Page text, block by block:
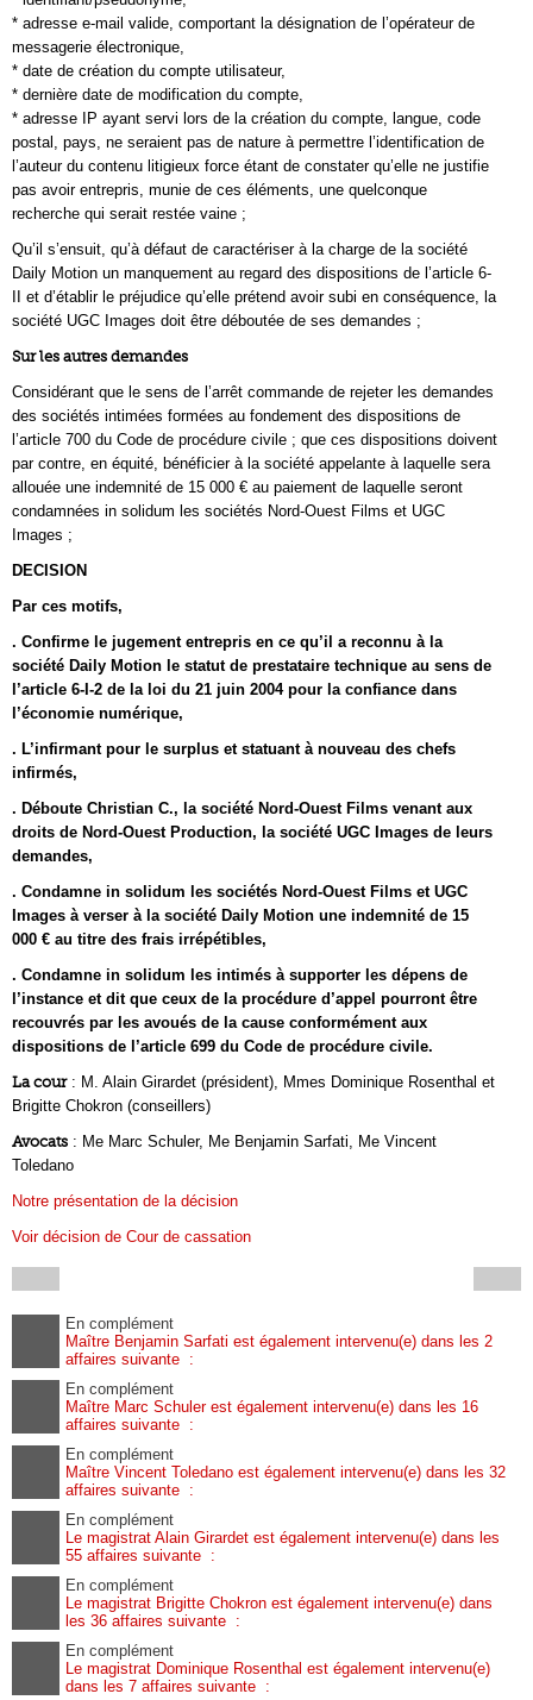
* adresse e-mail valide, comportant la désignation de l’opérateur de
messagerie électronique,
* date de création du compte utilisateur,
* dernière date de modification du compte,
* adresse IP ayant servi lors de la création du compte, langue, code
postal, pays, ne seraient pas de nature à permettre l’identification de
l’auteur du contenu litigieux force étant de constater qu’elle ne justifie
pas avoir entrepris, munie de ces éléments, une quelconque
recherche qui serait restée vaine ;
Qu’il s’ensuit, qu’à défaut de caractériser à la charge de la société
Daily Motion un manquement au regard des dispositions de l’article 6-
II et d’établir le préjudice qu’elle prétend avoir subi en conséquence, la
société UGC Images doit être déboutée de ses demandes ;
Sur les autres demandes
Considérant que le sens de l’arrêt commande de rejeter les demandes
des sociétés intimées formées au fondement des dispositions de
l’article 700 du Code de procédure civile ; que ces dispositions doivent
par contre, en équité, bénéficier à la société appelante à laquelle sera
allouée une indemnité de 15 000 € au paiement de laquelle seront
condamnées in solidum les sociétés Nord-Ouest Films et UGC
Images ;
DECISION
Par ces motifs,
. Confirme le jugement entrepris en ce qu’il a reconnu à la
société Daily Motion le statut de prestataire technique au sens de
l’article 6-I-2 de la loi du 21 juin 2004 pour la confiance dans
l’économie numérique,
. L’infirmant pour le surplus et statuant à nouveau des chefs
infirmés,
. Déboute Christian C., la société Nord-Ouest Films venant aux
droits de Nord-Ouest Production, la société UGC Images de leurs
demandes,
. Condamne in solidum les sociétés Nord-Ouest Films et UGC
Images à verser à la société Daily Motion une indemnité de 15
000 € au titre des frais irrépétibles,
. Condamne in solidum les intimés à supporter les dépens de
l’instance et dit que ceux de la procédure d’appel pourront être
recouvrés par les avoués de la cause conformément aux
dispositions de l’article 699 du Code de procédure civile.
La cour: M. Alain Girardet (président), Mmes Dominique Rosenthal et
Brigitte Chokron (conseillers)
Avocats : Me Marc Schuler, Me Benjamin Sarfati, Me Vincent
Toledano
Notre présentation de la décision
Voir décision de Cour de cassation
En complément
Maître Benjamin Sarfati est également intervenu(e) dans les 2
affaires suivante :
En complément
Maître Marc Schuler est également intervenu(e) dans les 16
affaires suivante :
En complément
Maître Vincent Toledano est également intervenu(e) dans les 32
affaires suivante :
En complément
Le magistrat Alain Girardet est également intervenu(e) dans les
55 affaires suivante :
En complément
Le magistrat Brigitte Chokron est également intervenu(e) dans
les 36 affaires suivante :
En complément
Le magistrat Dominique Rosenthal est également intervenu(e)
dans les 7 affaires suivante :